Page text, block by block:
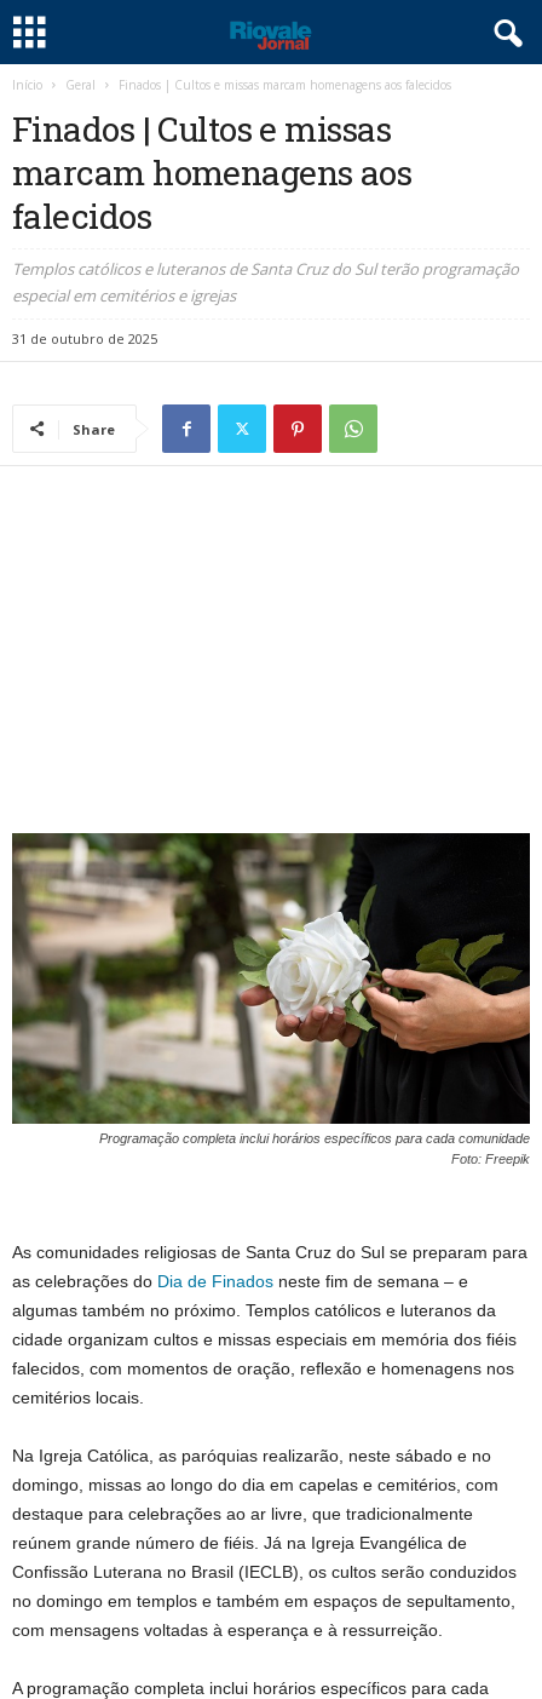
Início Geral Finados | Cultos e missas marcam homenagens aos falecidos
Finados | Cultos e missas
marcam homenagens aos
falecidos
Templos católicos e luteranos de Santa Cruz do Sul terão programação
especial em cemitérios e igrejas
31 de outubro de 2025
Share
Programação completa inclui horários específicos para cada comunidade
Foto: Freepik
As comunidades religiosas de Santa Cruz do Sul se preparam para
as celebrações do Dia de Finados neste fim de semana – e
algumas também no próximo. Templos católicos e luteranos da
cidade organizam cultos e missas especiais em memória dos fiéis
falecidos, com momentos de oração, reflexão e homenagens nos
cemitérios locais.
Na Igreja Católica, as paróquias realizarão, neste sábado e no
domingo, missas ao longo do dia em capelas e cemitérios, com
destaque para celebrações ao ar livre, que tradicionalmente
reúnem grande número de fiéis. Já na Igreja Evangélica de
Confissão Luterana no Brasil (IECLB), os cultos serão conduzidos
no domingo em templos e também em espaços de sepultamento,
com mensagens voltadas à esperança e à ressurreição.
A programação completa inclui horários específicos para cada